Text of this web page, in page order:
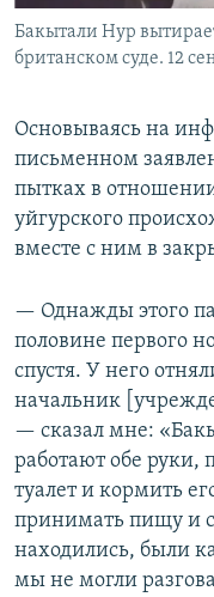
Бакытали Нур
британском суде. 12
Основываясь на
письменном
пытках в
уйгурского
вместе с ним в
— Однажды этого
половине первого
спустя. У него
начальник
— сказал мне:
работают обе руки,
туалет и кормить
принимать пищу и
находились, были
мы не могли